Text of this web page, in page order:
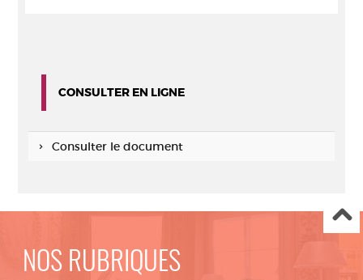
CONSULTER EN LIGNE
Consulter le document
NOS RUBRIQUES